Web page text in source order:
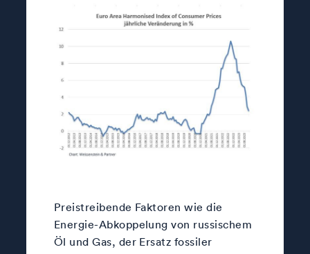
Preistreibende Faktoren wie die
Energie-Abkoppelung von russischem
Öl und Gas, der Ersatz fossiler